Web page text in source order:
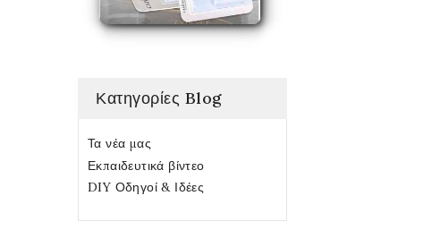
Κατηγορίες Blog
Τα νέα μας
Εκπαιδευτικά βίντεο
DIY Οδηγοί & Ιδέες